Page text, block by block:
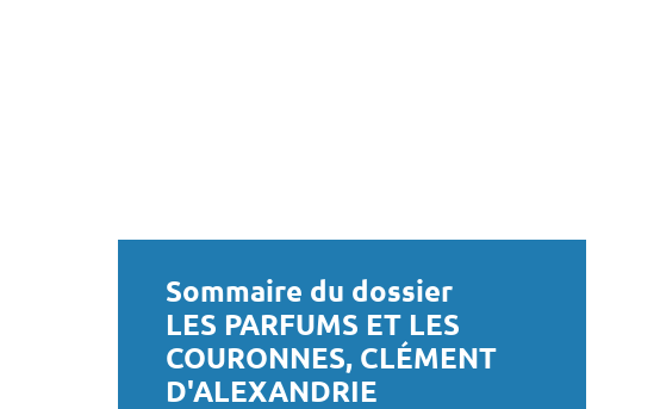
Sommaire du dossier
LES PARFUMS ET LES
COURONNES, CLÉMENT
D'ALEXANDRIE